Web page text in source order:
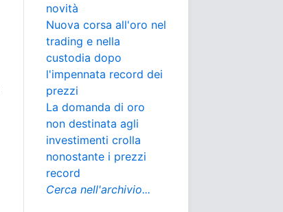
novità
Nuova corsa all'oro nel
trading e nella
custodia dopo
l'impennata record dei
prezzi
La domanda di oro
non destinata agli
investimenti crolla
nonostante i prezzi
record
Cerca nell'archivio...